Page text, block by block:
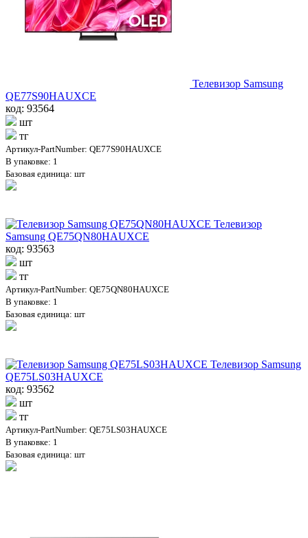
Телевизор Samsung
QE77S90HAUXCE
код: 93564
шт
тг
Артикул-PartNumber: QE77S90HAUXCE
В упаковке: 1
Базовая единица: шт
Телевизор
Samsung QE75QN80HAUXCE
код: 93563
шт
тг
Артикул-PartNumber: QE75QN80HAUXCE
В упаковке: 1
Базовая единица: шт
Телевизор Samsung
QE75LS03HAUXCE
код: 93562
шт
тг
Артикул-PartNumber: QE75LS03HAUXCE
В упаковке: 1
Базовая единица: шт